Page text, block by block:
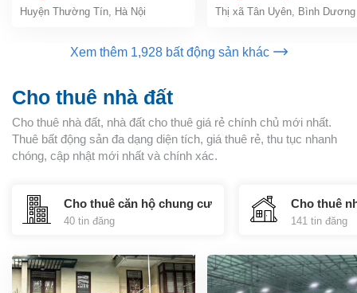
Huyện Thường Tín Hà Nội Thị xã Tân Uyên Bình Dương
Xem thêm 1,928 bất động sản khác
Cho thuê nhà đất
Cho thuê nhà đất, nhà đất cho thuê giá rẻ chính chủ mới nhất.
Thuê bất động sản đa dạng diện tích, giá thuê rẻ, thu tục nhanh
chóng, cập nhật mới nhất và chính xác.
Cho thuê căn hộ chung cư
40 tin đăng
Cho thuê
141 tin đăng